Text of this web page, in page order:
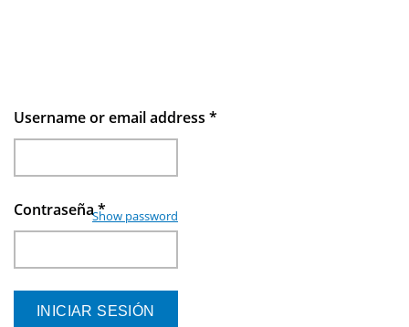
Username or email address *
Contraseña*
Show password